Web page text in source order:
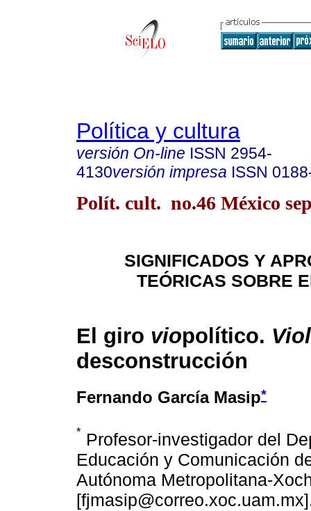
Política y cultura
versión On-line ISSN 2954-
4130versión impresa ISSN
Polít. cult. no.46 México
SIGNIFICADOS Y
TEÓRICAS SOBRE
El giro viopolítico.
desconstrucción
Fernando García Masip*
* Profesor-investigador del
Educación y Comunicación
Autónoma Metropolitana-